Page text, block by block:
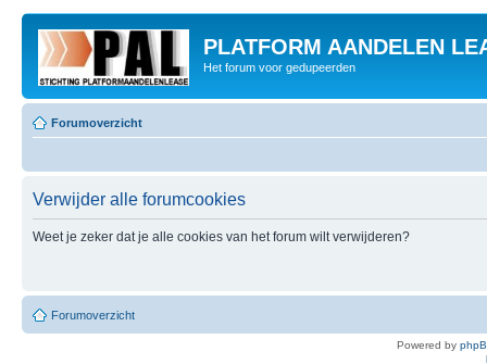
PLATFORM AANDELEN
Het forum voor gedupeerden
Forumoverzicht
Verwijder alle forumcookies
Weet je zeker dat je alle cookies van het forum wilt verwijderen?
Forumoverzicht
Powered by